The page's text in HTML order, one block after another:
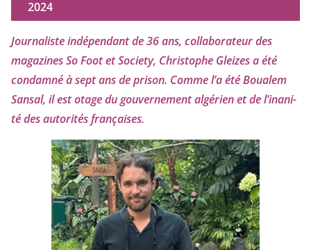
2024
Journaliste indé­pen­dant de36ans, col­la­bo­ra­teur des
maga­zines So Foot et Society, Christophe Gleizesa été
condam­né à sept ans de pri­son. Comme l’a été Boualem
Sansal, il est otage du gou­ver­ne­ment algé­rien et de l’i­na­ni­
té des auto­ri­tés françaises.